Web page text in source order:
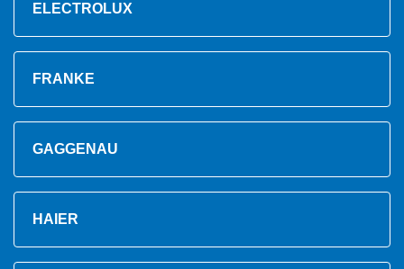
ELECTROLUX
FRANKE
GAGGENAU
HAIER